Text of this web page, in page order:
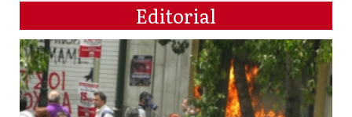
Editorial